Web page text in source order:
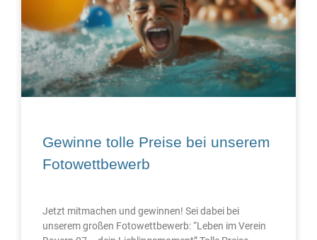
Gewinne tolle Preise bei unserem
Fotowettbewerb
Jetzt mitmachen und gewinnen! Sei dabei bei
unserem großen Fotowettbewerb: “Leben im Verein